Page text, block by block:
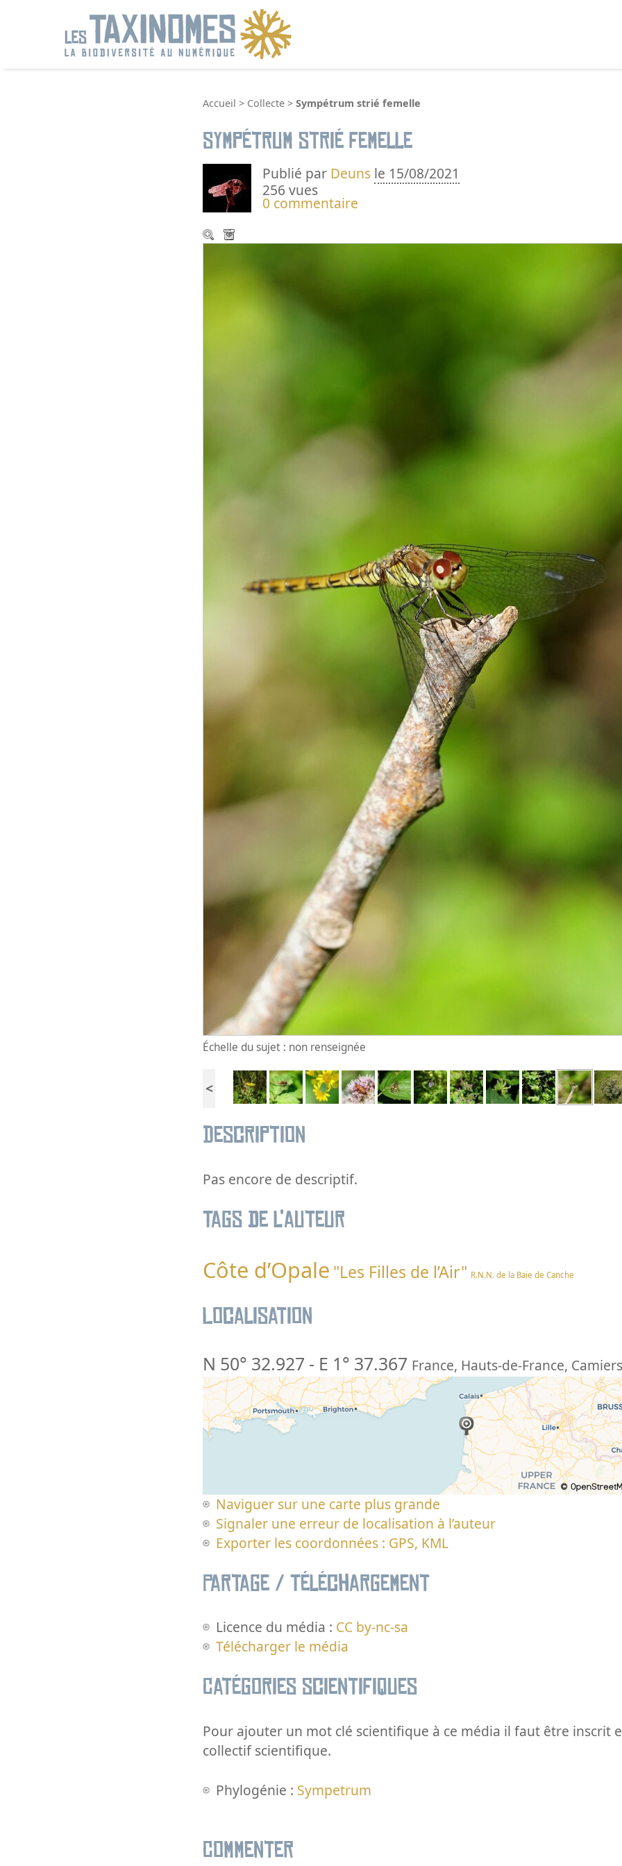
Accueil > Collecte > Sympétrum strié femelle
Sympétrum strié femelle
Publié par Deuns le 15/08/2021
256 vues
0 commentaire
Échelle du sujet : non renseignée
<
Description
Pas encore de descriptif.
Tags de l’auteur
Côte d’Opale "Les Filles de l’Air" R.N.N. de la Baie de Canche
Localisation
N 50° 32.927 - E 1° 37.367 France, Hauts-de-France, Camiers
Naviguer sur une carte plus grande
Signaler une erreur de localisation à l’auteur
Exporter les coordonnées : GPS, KML
Partage / Téléchargement
Licence du média : CC by-nc-sa
Télécharger le média
Catégories scientifiques
Pour ajouter un mot clé scientifique à ce média il faut être inscrit
collectif scientifique.
Phylogénie : Sympetrum
Commenter